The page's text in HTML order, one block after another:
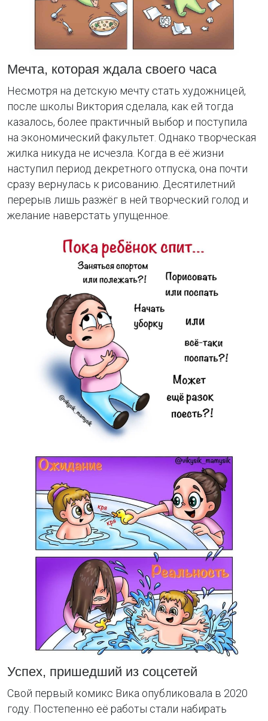
Мечта, которая ждала своего часа
Несмотря на детскую мечту стать художницей,
после школы Виктория сделала, как ей тогда
казалось, более практичный выбор и поступила
на экономический факультет. Однако творческая
жилка никуда не исчезла. Когда в её жизни
наступил период декретного отпуска, она почти
сразу вернулась к рисованию. Десятилетний
перерыв лишь разжёг в ней творческий голод и
желание наверстать упущенное.
Успех, пришедший из соцсетей
Свой первый комикс Вика опубликовала в 2020
году. Постепенно её работы стали набирать